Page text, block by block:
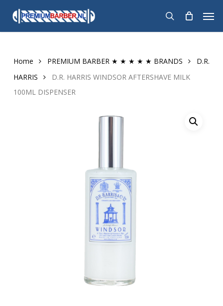
main
search
Home PREMIUM BARBER ★ ★ ★ ★ ★ BRANDS
D.R.
HARRIS
D.R. HARRIS WINDSOR AFTERSHAVE MILK
100ML DISPENSER